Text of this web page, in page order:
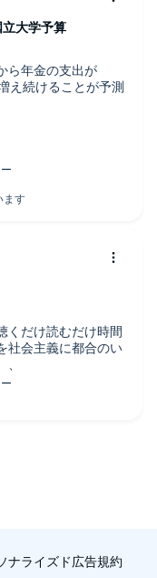
ら年金の支出が
え続けることが予測
、
連予算が1兆円に
。
る私自身の現状に
年に社会の未来に焦
す。
大学予算
くだけ読むだけ時間
社会主義に都合のい
ナライズド広告規約